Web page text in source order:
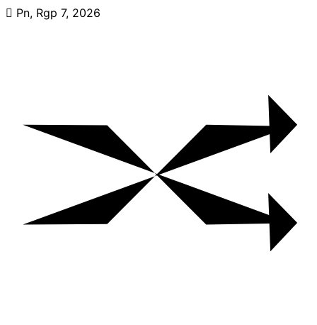
SkipPn, Rgp 7, 2026